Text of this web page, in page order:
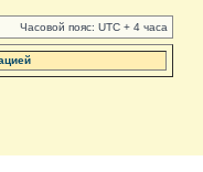
Часовой пояс: UTC + 4 часа